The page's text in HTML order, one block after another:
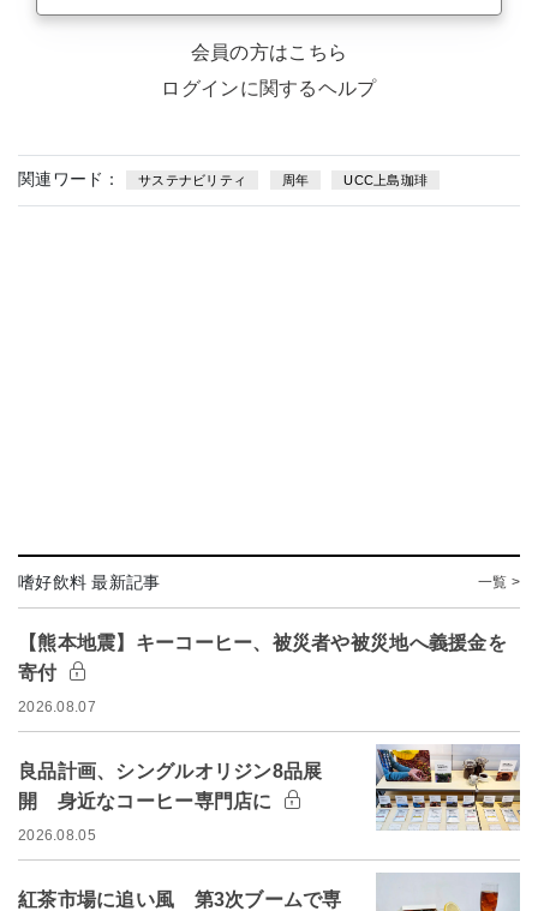
会員の方はこちら
ログインに関するヘルプ
関連ワード： サステナビリティ 周年 UCC上島珈琲
嗜好飲料 最新記事 一覧 >
【熊本地震】キーコーヒー、被災者や被災地へ義援金を
寄付
2026.08.07
良品計画、シングルオリジン8品展
開 身近なコーヒー専門店に
2026.08.05
紅茶市場に追い風 第3次ブームで専